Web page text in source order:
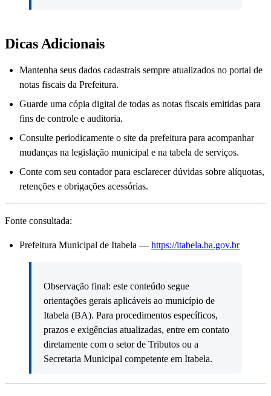
Dicas Adicionais
Mantenha seus dados cadastrais sempre atualizados no portal de
notas fiscais da Prefeitura.
Guarde uma cópia digital de todas as notas fiscais emitidas para
fins de controle e auditoria.
Consulte periodicamente o site da prefeitura para acompanhar
mudanças na legislação municipal e na tabela de serviços.
Conte com seu contador para esclarecer dúvidas sobre alíquotas,
retenções e obrigações acessórias.
Fonte consultada:
Prefeitura Municipal de Itabela — https://itabela.ba.gov.br
Observação final: este conteúdo segue
orientações gerais aplicáveis ao município de
Itabela (BA). Para procedimentos específicos,
prazos e exigências atualizadas, entre em contato
diretamente com o setor de Tributos ou a
Secretaria Municipal competente em Itabela.